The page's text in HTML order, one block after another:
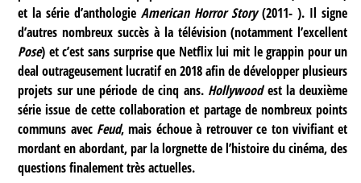
et la série d’anthologieAmerican Horror Story(2011- ). Il signe
d’autres nombreux succès à la télévision (notamment l’excellent
Pose) et c’est sans surprise que Netflix lui mit le grappin pour un
deal outrageusement lucratif en 2018 afin de développer plusieurs
projets sur une période de cinq ans. Hollywoodest la deuxième
série issue de cette collaboration et partage de nombreux points
communs avec Feud, mais échoue à retrouver ce ton vivifiant et
mordant en abordant, par la lorgnette de l’histoire du cinéma, des
questions finalement très actuelles.